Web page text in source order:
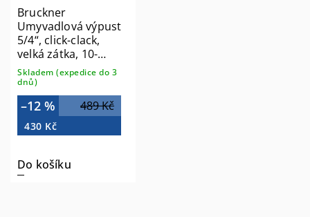
Bruckner
Umyvadlová výpust
5/4“, click-clack,
velká zátka, 10-
55mm, chrom
151.307.1
Skladem (expedice do 3
dnů)
489 Kč
–12 %
430 Kč
Do košíku